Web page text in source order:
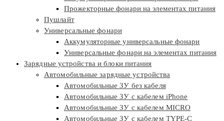
Прожекторные фонари на элементах питания
Пушлайт
Универсальные фонари
Аккумуляторные универсальные фонари
Универсальные фонари на элементах питания
Зарядные устройства и блоки питания
Автомобильные зарядные устройства
Автомобильные ЗУ без кабеля
Автомобильные ЗУ с кабелем iPhone
Автомобильные ЗУ с кабелем MICRO
Автомобильные ЗУ с кабелем TYPE-C